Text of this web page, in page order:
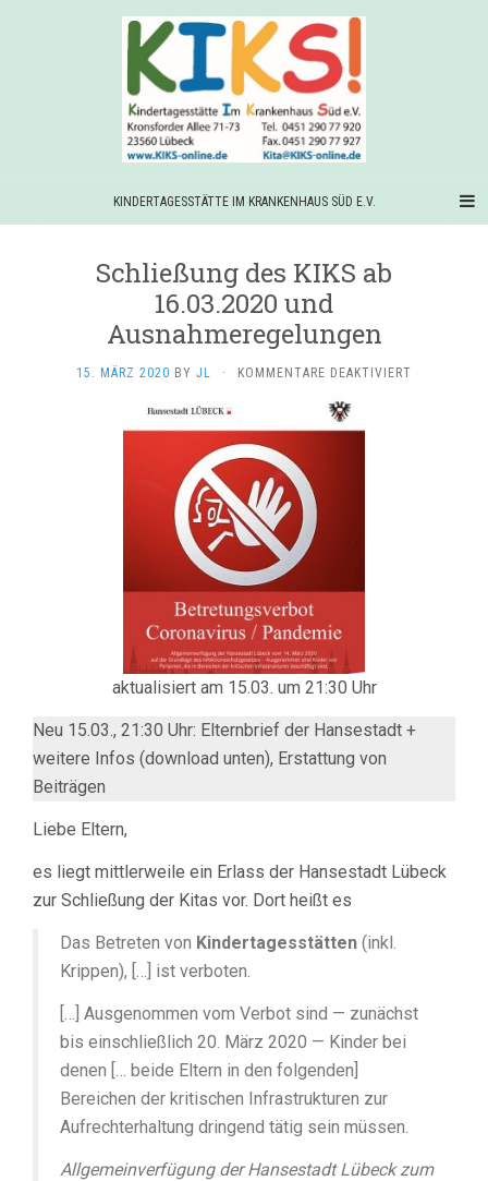
KINDERTAGESSTÄTTE IM KRANKENHAUS SÜD E.V.
Schließung des KIKS ab
16.03.2020 und
Ausnahmeregelungen
15. MÄRZ 2020 BY JL · KOMMENTARE DEAKTIVIERT
aktualisiert am 15.03. um 21:30 Uhr
Neu 15.03., 21:30 Uhr: Elternbrief der Hansestadt +
weitere Infos (download unten), Erstattung von
Beiträgen
Liebe Eltern,
es liegt mittlerweile ein Erlass der Hansestadt Lübeck
zur Schließung der Kitas vor. Dort heißt es
Das Betreten von Kindertagesstätten (inkl.
Krippen), […] ist verboten.
[…] Ausgenommen vom Verbot sind — zunächst
bis einschließlich 20. März 2020 — Kinder bei
denen [… beide Eltern in den folgenden]
Bereichen der kritischen Infrastrukturen zur
Aufrechterhaltung dringend tätig sein müssen.
Allgemeinverfügung der Hansestadt Lübeck zum